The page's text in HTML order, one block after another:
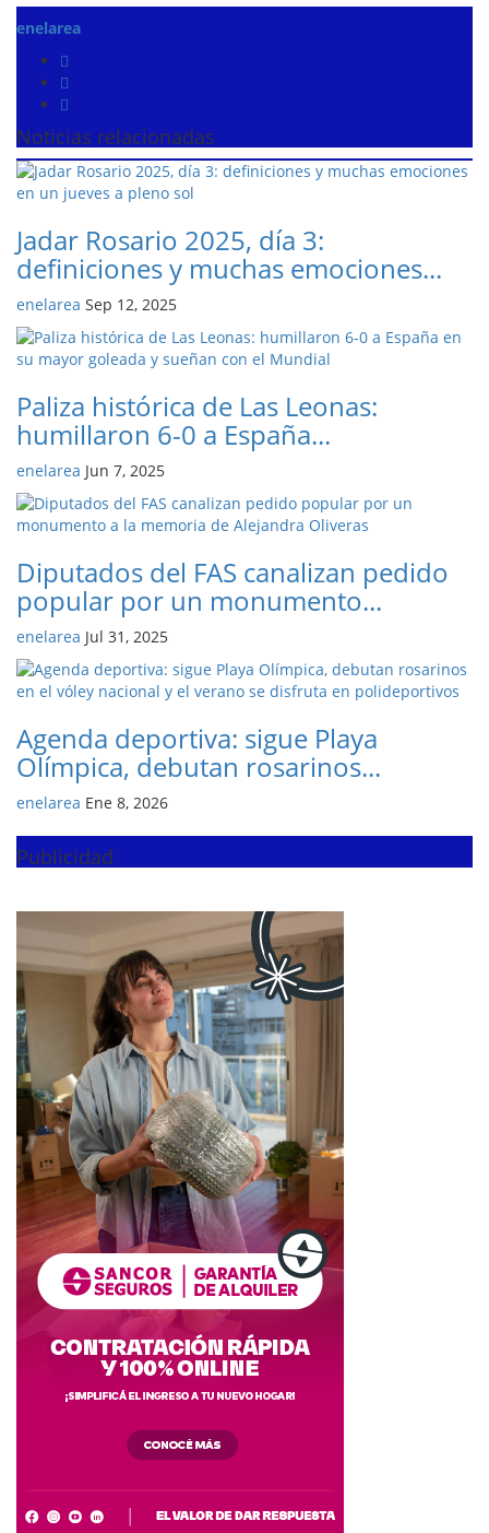
enelarea
Noticias relacionadas
Jadar Rosario 2025, día 3:
definiciones y muchas emociones...
enelarea Sep 12, 2025
Paliza histórica de Las Leonas:
humillaron 6-0 a España...
enelarea Jun 7, 2025
Diputados del FAS canalizan pedido
popular por un monumento...
enelarea Jul 31, 2025
Agenda deportiva: sigue Playa
Olímpica, debutan rosarinos...
enelarea Ene 8, 2026
Publicidad